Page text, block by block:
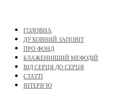
ГОЛОВНА
ДУХОВНИЙ ЗАПОВІТ
ПРО ФОНД
БЛАЖЕННІШИЙ МЕФОДІЙ
ВІД СЕРЦЯ ДО СЕРЦЯ
СТАТТІ
ІНТЕРВ’Ю